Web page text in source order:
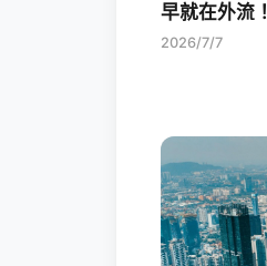
早就在外流！
2026/7/7